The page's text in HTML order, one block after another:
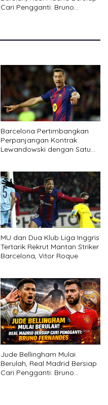
Cari Pengganti: Bruno
Barcelona Pertimbangkan
Perpanjangan Kontrak
Lewandowski dengan Satu
MU dan Dua Klub Liga Inggris
Tertarik Rekrut Mantan Striker
Barcelona, Vitor Roque
Jude Bellingham Mulai
Berulah, Real Madrid Bersiap
Cari Pengganti: Bruno